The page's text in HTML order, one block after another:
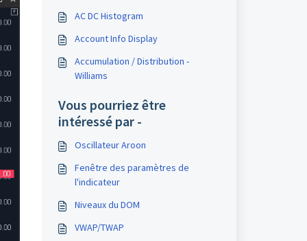
AC DC Histogram
Account Info Display
Accumulation / Distribution -
Williams
Vous pourriez être
intéressé par -
Oscillateur Aroon
Fenêtre des paramètres de
l'indicateur
Niveaux du DOM
VWAP/TWAP